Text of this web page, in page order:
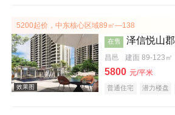
5200起价，中东核心区域89㎡—138
在售 泽信悦山郡
昌邑 建面 89-123㎡
5800 元/平米
普通住宅 潜力楼盘